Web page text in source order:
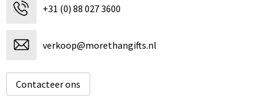
+31 (0) 88 027 3600
verkoop@morethangifts.nl
Contacteer ons